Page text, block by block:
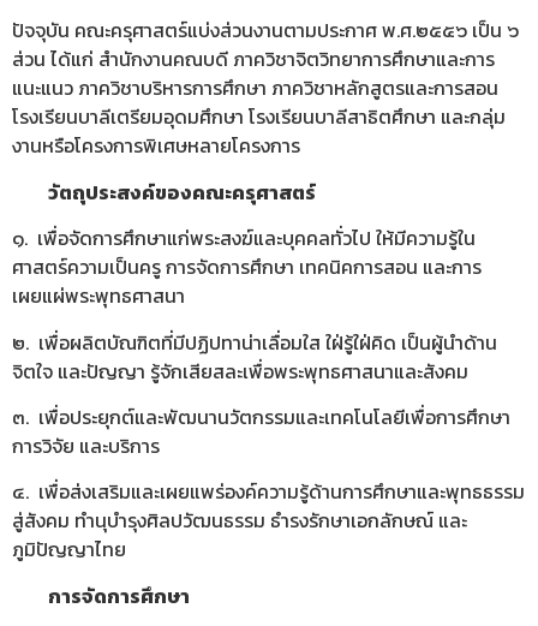
ปัจจุบัน คณะครุศาสตร์แบ่งส่วนงานตามประกาศ พ.ศ.๒๕๕๖ เป็น ๖
ส่วน ได้แก่ สํานักงานคณบดี ภาควิชาจิตวิทยาการศึกษาและการ
แนะแนว ภาควิชาบริหารการศึกษา ภาควิชาหลักสูตรและการสอน
โรงเรียนบาลีเตรียมอุดมศึกษา โรงเรียนบาลีสาธิตศึกษา และกลุ่ม
งานหรือโครงการพิเศษหลายโครงการ
วัตถุประสงค์ของคณะครุศาสตร์
๑. เพื่อจัดการศึกษาแก่พระสงฆ์และบุคคลทั่วไป ให้มีความรู้ใน
ศาสตร์ความเป็นครู การจัดการศึกษา เทคนิคการสอน และการ
เผยแผ่พระพุทธศาสนา
๒. เพื่อผลิตบัณฑิตที่มีปฏิปทาน่าเลื่อมใส ใฝ่รู้ใฝ่คิด เป็นผู้นำด้าน
จิตใจ และปัญญา รู้จักเสียสละเพื่อพระพุทธศาสนาและสังคม
๓. เพื่อประยุกต์และพัฒนานวัตกรรมและเทคโนโลยีเพื่อการศึกษา
การวิจัย และบริการ
๔. เพื่อส่งเสริมและเผยแพร่องค์ความรู้ด้านการศึกษาและพุทธธรรม
สู่สังคม ทำนุบำรุงศิลปวัฒนธรรม ธำรงรักษาเอกลักษณ์ และ
ภูมิปัญญาไทย
การจัดการศึกษา